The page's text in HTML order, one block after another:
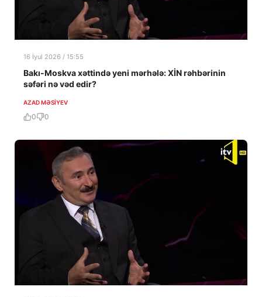
16 İyul 2026 / 15:55
Bakı-Moskva xəttində yeni mərhələ: XİN rəhbərinin
səfəri nə vəd edir?
AZAD MƏSIYEV
0 0